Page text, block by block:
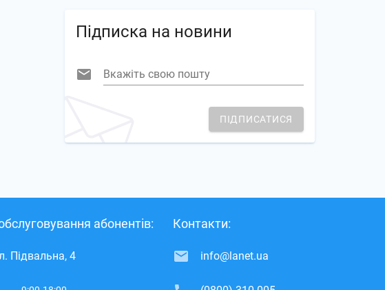
Підписка на новини
Вкажіть свою пошту
ПІДПИСАТИСЯ
абонентів:
Підвальна, 4
Контакти:
info@lanet.ua